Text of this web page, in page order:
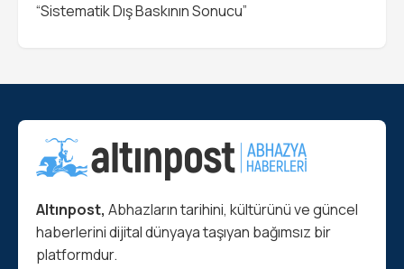
“Sistematik Dış Baskının Sonucu”
Altınpost, Abhazların tarihini, kültürünü ve güncel
haberlerini dijital dünyaya taşıyan bağımsız bir
platformdur.